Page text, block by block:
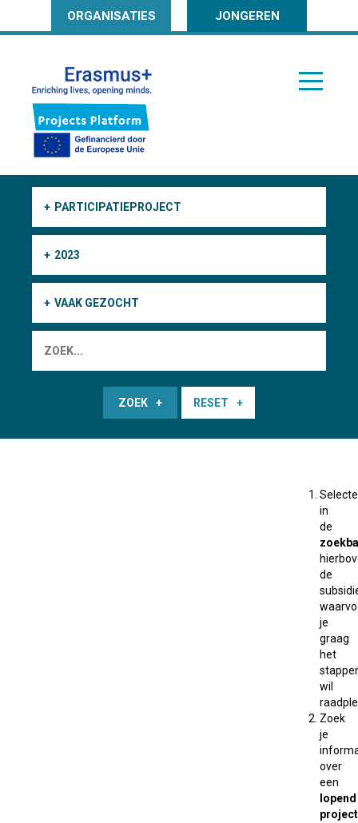
ORGANISATIES JONGEREN
PARTICIPATIEPROJECT
2023
VAAK GEZOCHT
ZOEK RESET
in
de
de
je
graag
het
wil
Zoek
je
over
een
lopend
project